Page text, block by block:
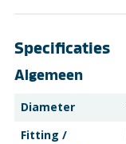
Specificaties
Algemeen
Diameter
Fitting /